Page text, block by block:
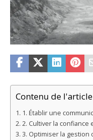
Contenu de l'article
1. Établir une
2. Cultiver la confiance
3. Optimiser la gestion